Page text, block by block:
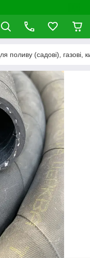
поливу (садові), газові,